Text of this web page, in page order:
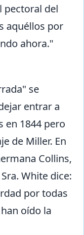
pectoral del
aquéllos por
ahora."
se
entrar a
en 1844 pero
de Miller. En
Collins,
White dice:
por todas
oído la